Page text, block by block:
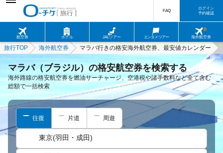
航空券 ホテル JALツアー エンタメツアー 海外航空券
FAQ
ログイン
予約確認
旅行TOP 海外航空券 マラバ行きの格安海外航空券、最安値カレンダー
マラバ（ブラジル）の格安航空券を検索する
海外路線の格安航空券を燃油サーチャージ、空港税や諸手数料など全て含む
総額で一括検索
往復 片道 周遊
東京(羽田・成田)